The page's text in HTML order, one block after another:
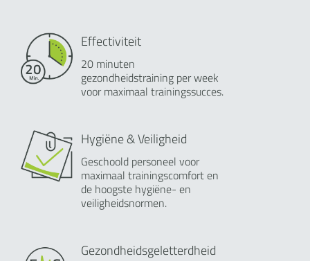
Effectiviteit
20 minuten
gezondheidstraining per week
voor maximaal trainingssucces.
Hygiëne & Veiligheid
Geschoold personeel voor
maximaal trainingscomfort en
de hoogste hygiëne- en
veiligheidsnormen.
Gezondheidsgeletterdheid